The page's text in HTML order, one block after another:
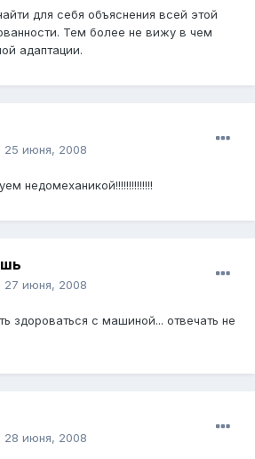
для себя объяснения всей этой
Тем более не вижу в чем
адаптации.
25 июня, 2008
недомеханикой!!!!!!!!!!!!!!
27 июня, 2008
здороваться с машиной... отвечать не
28 июня, 2008